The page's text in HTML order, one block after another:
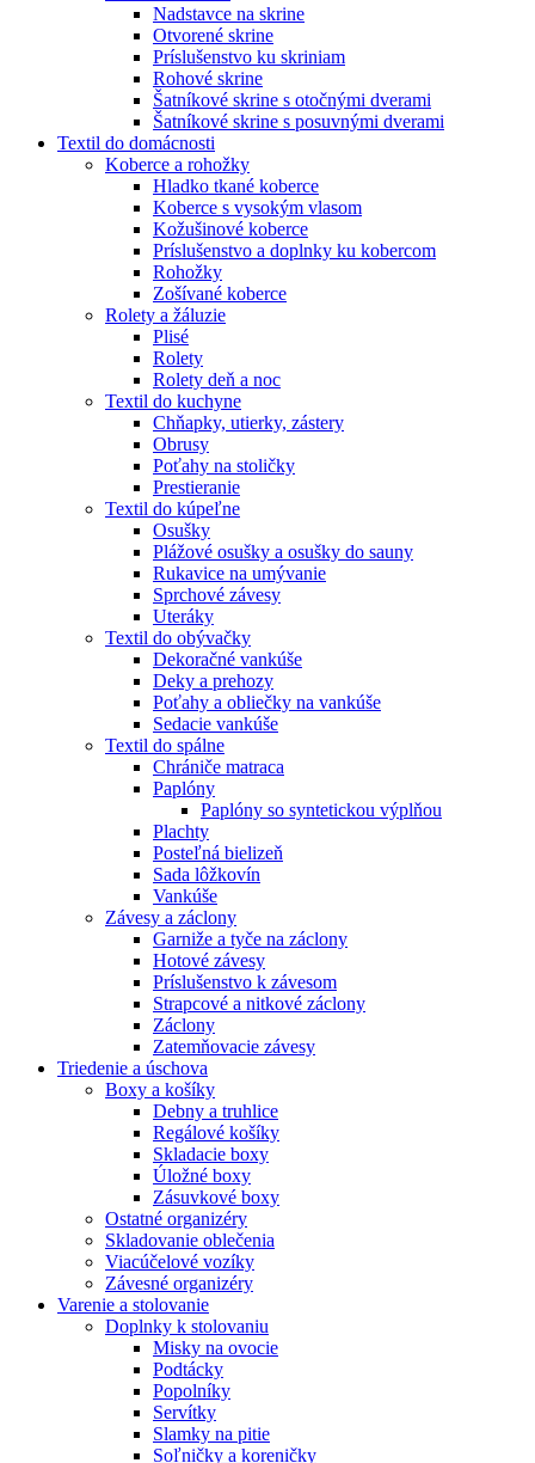
Nadstavce na skrine
Otvorené skrine
Príslušenstvo ku skriniam
Rohové skrine
Šatníkové skrine s otočnými dverami
Šatníkové skrine s posuvnými dverami
Textil do domácnosti
Koberce a rohožky
Hladko tkané koberce
Koberce s vysokým vlasom
Kožušinové koberce
Príslušenstvo a doplnky ku kobercom
Rohožky
Zošívané koberce
Rolety a žáluzie
Plisé
Rolety
Rolety deň a noc
Textil do kuchyne
Chňapky, utierky, zástery
Obrusy
Poťahy na stoličky
Prestieranie
Textil do kúpeľne
Osušky
Plážové osušky a osušky do sauny
Rukavice na umývanie
Sprchové závesy
Uteráky
Textil do obývačky
Dekoračné vankúše
Deky a prehozy
Poťahy a obliečky na vankúše
Sedacie vankúše
Textil do spálne
Chrániče matraca
Paplóny
Paplóny so syntetickou výplňou
Plachty
Posteľná bielizeň
Sada lôžkovín
Vankúše
Závesy a záclony
Garniže a tyče na záclony
Hotové závesy
Príslušenstvo k závesom
Strapcové a nitkové záclony
Záclony
Zatemňovacie závesy
Triedenie a úschova
Boxy a košíky
Debny a truhlice
Regálové košíky
Skladacie boxy
Úložné boxy
Zásuvkové boxy
Ostatné organizéry
Skladovanie oblečenia
Viacúčelové vozíky
Závesné organizéry
Varenie a stolovanie
Doplnky k stolovaniu
Misky na ovocie
Podtácky
Popolníky
Servítky
Slamky na pitie
Soľničky a koreničky